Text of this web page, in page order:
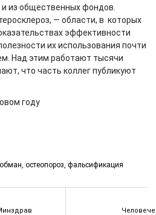
из общественных фондов.
— области, в которых
эффективности
их использования почти
Над этим работают тысячи
что часть коллег публикуют
году
обман, остеопороз, фальсификация